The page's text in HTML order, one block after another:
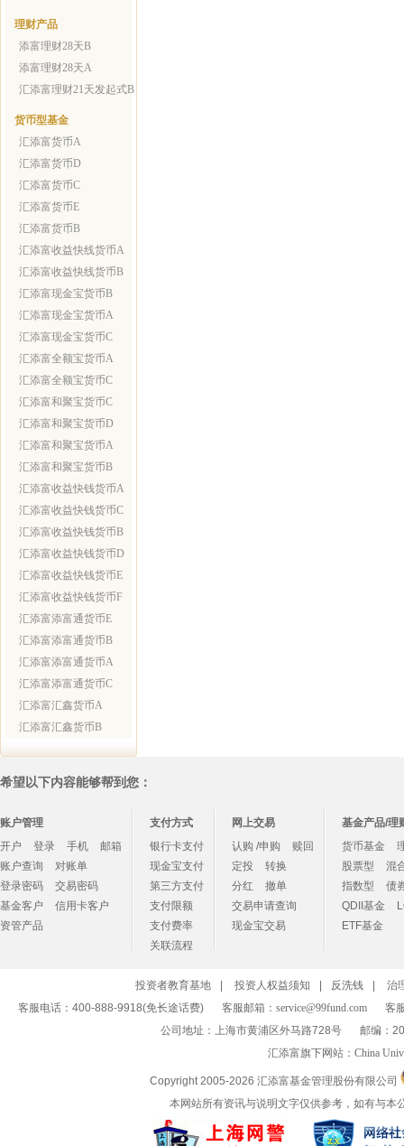
理财产品
添富理财28天B
添富理财28天A
汇添富理财21天发起式B
货币型基金
汇添富货币A
汇添富货币D
汇添富货币C
汇添富货币E
汇添富货币B
汇添富收益快线货币A
汇添富收益快线货币B
汇添富现金宝货币B
汇添富现金宝货币A
汇添富现金宝货币C
汇添富全额宝货币A
汇添富全额宝货币C
汇添富和聚宝货币C
汇添富和聚宝货币D
汇添富和聚宝货币A
汇添富和聚宝货币B
汇添富收益快钱货币A
汇添富收益快钱货币C
汇添富收益快钱货币B
汇添富收益快钱货币D
汇添富收益快钱货币E
汇添富收益快钱货币F
汇添富添富通货币E
汇添富添富通货币B
汇添富添富通货币A
汇添富添富通货币C
汇添富汇鑫货币A
汇添富汇鑫货币B
希望以下内容能够帮到您：
账户管理
开户
登录 手机
邮箱
账户查询
对账单
登录密码
交易密码
基金客户
信用卡客户
资管产品
支付方式
银行卡支付
现金宝支付
第三方支付
支付限额
支付费率
关联流程
网上交易
认购 /申购
赎回
定投
转换
分红
撤单
交易申请查询
现金宝交易
基金产品/理
货币基金
股票型
混
指数型
债
QDII基金
ETF基金
投资者教育基地 投资人权益须知 反洗钱
治
客服电话：400-888-9918(免长途话费)
客服邮箱： service@99fund.com
客
公司地址：上海市黄浦区外马路728号
邮编：
汇添富旗下网站： China
Copyright 2005-2026 汇添富基金管理股份有限公司
本网站所有资讯与说明文字仅供参考，如有与本